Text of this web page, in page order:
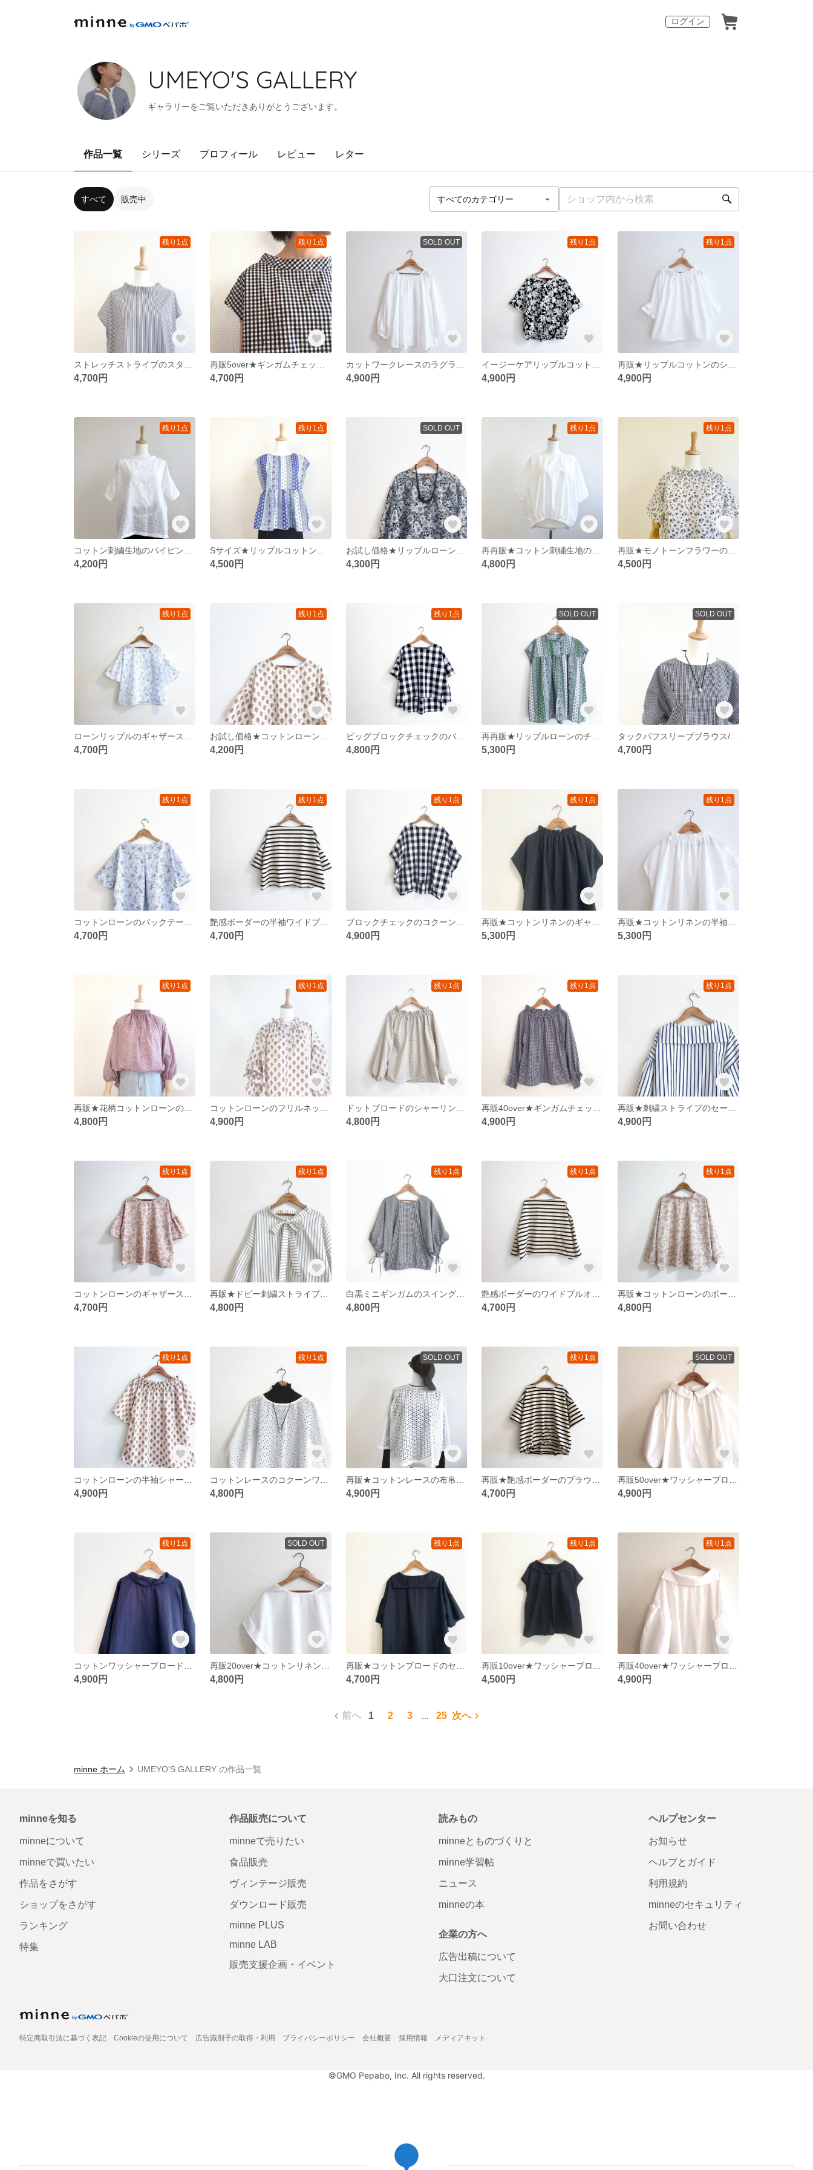
ログイン
UMEYO'S GALLERY
ギャラリーをご覧いただきありがとうございます。
作品一覧 シリーズ プロフィール レビュー レター
すべて 販売中
残り1点
4,700円
残り1点
4,700円
SOLD OUT
4,900円
残り1点
4,900円
残り1点
4,900円
残り1点
4,200円
残り1点
4,500円
SOLD OUT
4,300円
残り1点
4,800円
残り1点
4,500円
残り1点
4,700円
残り1点
4,200円
残り1点
ビッグブロックチェックのバックテールブラウス/モノトーン
4,800円
SOLD OUT
5,300円
SOLD OUT
4,700円
残り1点
4,700円
残り1点
艶感ボーダーの半袖ワイドプルオーバー/ダークネイビー×ライトベージュ
4,700円
残り1点
4,900円
残り1点
5,300円
残り1点
5,300円
残り1点
4,800円
残り1点
4,900円
残り1点
4,800円
残り1点
4,900円
残り1点
4,900円
残り1点
4,700円
残り1点
再販★ドビー刺繍ストライプのリボンタイプルオーバー/エクリュ
4,800円
残り1点
白黒ミニギンガムのスイングリボンプルオーバー
4,800円
残り1点
4,700円
残り1点
4,800円
残り1点
4,900円
残り1点
4,800円
SOLD OUT
4,900円
残り1点
4,700円
SOLD OUT
4,900円
残り1点
4,900円
SOLD OUT
4,800円
残り1点
4,700円
残り1点
4,500円
残り1点
4,900円
前へ 1 2 3 25 次へ
minne ホーム UMEYO'S GALLERY の作品一覧
minneを知る
minneについて
minneで買いたい
作品をさがす
ショップをさがす
ランキング
特集
作品販売について
minneで売りたい
食品販売
ヴィンテージ販売
ダウンロード販売
minne PLUS
minne LAB
販売支援企画・イベント
読みもの
minneとものづくりと
minne学習帖
ニュース
minneの本
企業の方へ
広告出稿について
大口注文について
ヘルプセンター
お知らせ
ヘルプとガイド
利用規約
minneのセキュリティ
お問い合わせ
特定商取引法に基づく表記 Cookieの使用について 広告識別子の取得・利用 プライバシーポリシー 会社概要 採用情報 メディアキット
©GMO Pepabo, Inc. All rights reserved.